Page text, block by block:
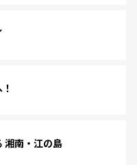
湘南・江の島